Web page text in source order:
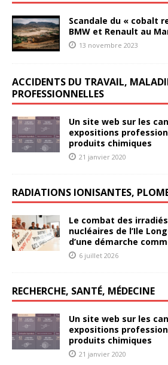
Scandale du « cobalt
BMW et Renault au
13 novembre 2023
ACCIDENTS DU TRAVAIL,
PROFESSIONNELLES
Un site web sur les
expositions
produits chimiques
21 janvier 2020
RADIATIONS IONISANTES,
Le combat des
nucléaires de l’Ile
d’une démarche
6 juillet 2026
RECHERCHE, SANTÉ, MÉDECINE
Un site web sur les
expositions
produits chimiques
21 janvier 2020